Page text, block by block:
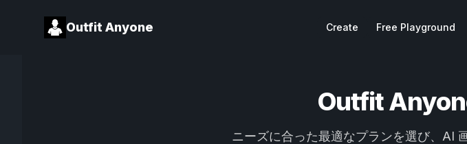
Outfit Anyone Create Free Playground
Outfit
ニーズに合った最適なプランを選び、AI